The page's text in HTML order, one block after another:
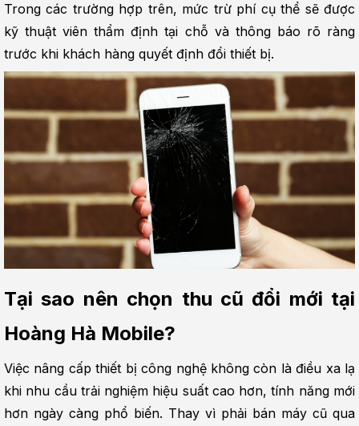
Trong các trường hợp trên, mức trừ phí cụ thể sẽ được
kỹ thuật viên thẩm định tại chỗ và thông báo rõ ràng
trước khi khách hàng quyết định đổi thiết bị.
Tại sao nên chọn thu cũ đổi mới tại
Hoàng Hà Mobile?
Việc nâng cấp thiết bị công nghệ không còn là điều xa lạ
khi nhu cầu trải nghiệm hiệu suất cao hơn, tính năng mới
hơn ngày càng phổ biến. Thay vì phải bán máy cũ qua